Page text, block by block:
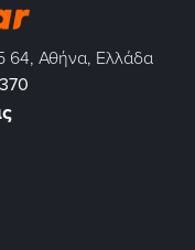
64, Αθήνα, Ελλάδα